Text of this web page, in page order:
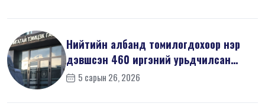
Нийтийн албанд томилогдохоор нэр
дэвшсэн 460 иргэний урьдчилсан
мэдүүл...
5 сарын 26, 2026